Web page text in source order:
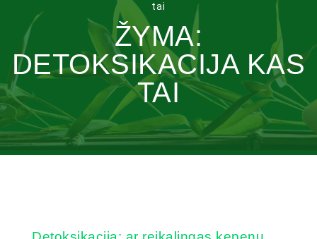
tai
ŽYMA:
DETOKSIKACIJA KAS
TAI